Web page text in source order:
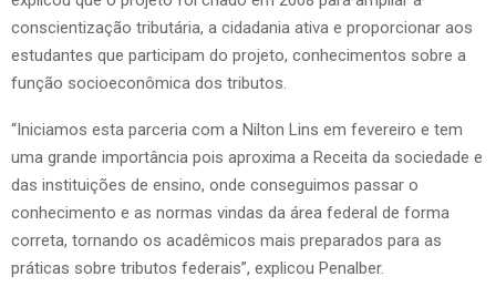
conscientização tributária, a cidadania ativa e proporcionar aos
estudantes que participam do projeto, conhecimentos sobre a
função socioeconômica dos tributos.
“Iniciamos esta parceria com a Nilton Lins em fevereiro e tem
uma grande importância pois aproxima a Receita da sociedade e
das instituições de ensino, onde conseguimos passar o
conhecimento e as normas vindas da área federal de forma
correta, tornando os acadêmicos mais preparados para as
práticas sobre tributos federais”, explicou Penalber.